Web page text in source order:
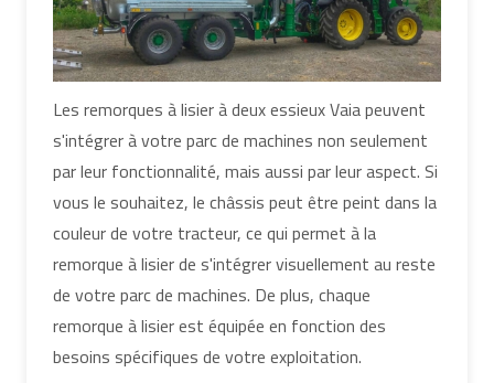
Les remorques à lisier à deux essieux Vaia peuvent
s'intégrer à votre parc de machines non seulement
par leur fonctionnalité, mais aussi par leur aspect. Si
vous le souhaitez, le châssis peut être peint dans la
couleur de votre tracteur, ce qui permet à la
remorque à lisier de s'intégrer visuellement au reste
de votre parc de machines. De plus, chaque
remorque à lisier est équipée en fonction des
besoins spécifiques de votre exploitation.